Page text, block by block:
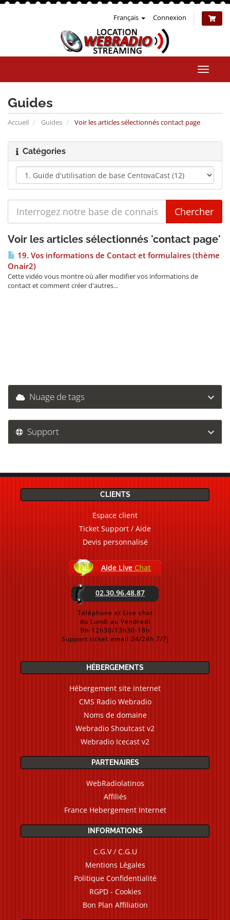
Français Connexion
la
Guides
Accueil Guides Voir les articles sélectionnés contact page
Catégories
Voir les articles sélectionnés 'contact page'
19. Vos informations de Contact et formulaires (thème
Onair2)
Cette vidéo vous montre où aller modifier vos informations de
contact et comment créer d'autres...
Nuage de tags
Support
CLIENTS
Espace client
Ticket Support / Aide
Devis personnalisé
Aide Live Chat
02.30.96.48.87
Téléphone et Live chat
du Lundi au Vendredi
9h-12h30/13h30-18h
Support ticket email 24/24h 7/7j
HÉBERGEMENTS
Hébergement site internet
CMS Radio Webradio
Noms de domaine
Webradio Shoutcast v2
Webradio Icecast v2
PARTENAIRES
WebRadiolatinos
Affiliés
France Hebergement Internet
INFORMATIONS
C.G.V / C.G.U
Mentions Légales
Politique Confidentialité
RGPD - Cookies
Bon Plan Affiliation